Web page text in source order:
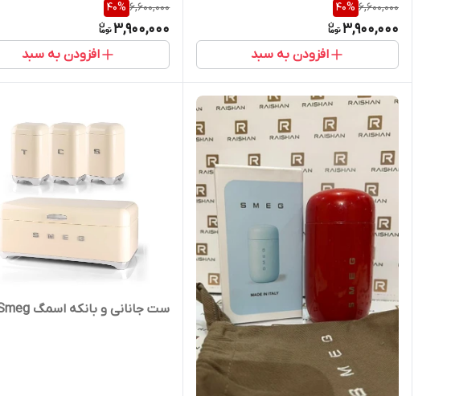
6,600,000
40%
3,900,000
افزودن به سبد
6,600,000
40%
3,900,000
افزودن به سبد
ست جانانی و بانکه اسمگ Smeg